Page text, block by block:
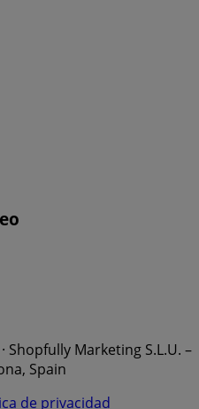
Marketing S.L.U. –
Spain
de privacidad